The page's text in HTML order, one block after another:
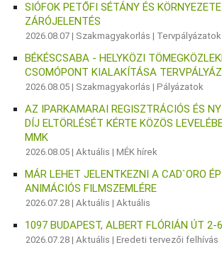
SIÓFOK PETŐFI SÉTÁNY ÉS
ZÁRÓJELENTÉS
2026.08.07 | Szakmagyakorlás | Tervpályázatok
BÉKÉSCSABA - HELYKÖZI
CSOMÓPONT KIALAKÍTÁSA
2026.08.05 | Szakmagyakorlás | Pályázatok
AZ IPARKAMARAI REGISZTRÁCIÓS ÉS
DÍJ ELTÖRLÉSÉT KÉRTE KÖZÖS
MMK
2026.08.05 | Aktuális | MÉK hírek
MÁR LEHET JELENTKEZNI A CAD`ORO
ANIMÁCIÓS FILMSZEMLÉRE
2026.07.28 | Aktuális | Aktuális
1097 BUDAPEST, ALBERT FLÓRIÁN ÚT 2-
2026.07.28 | Aktuális | Eredeti tervezői felhívás